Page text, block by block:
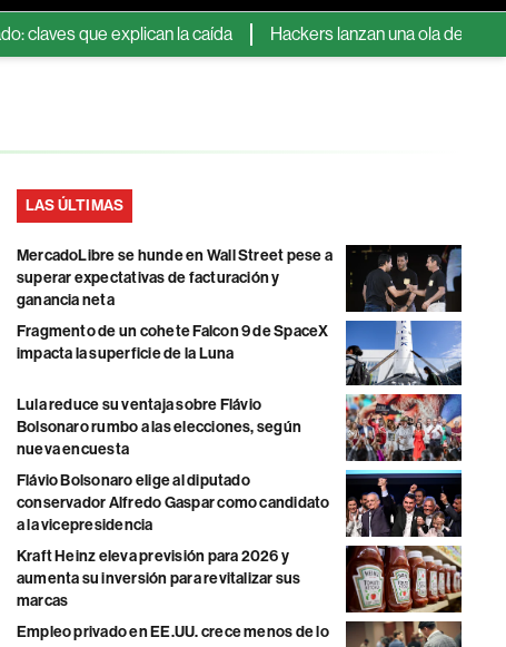
que explican la caída Hackers lanzan una ola de ataques
LAS ÚLTIMAS
MercadoLibre se hunde en Wall Street pese a
superar expectativas de facturación y
ganancia neta
Fragmento de un cohete Falcon 9 de SpaceX
impacta la superficie de la Luna
Lula reduce su ventaja sobre Flávio
Bolsonaro rumbo a las elecciones, según
nueva encuesta
Flávio Bolsonaro elige al diputado
conservador Alfredo Gaspar como candidato
a la vicepresidencia
Kraft Heinz eleva previsión para 2026 y
aumenta su inversión para revitalizar sus
marcas
Empleo privado en EE.UU. crece menos de lo